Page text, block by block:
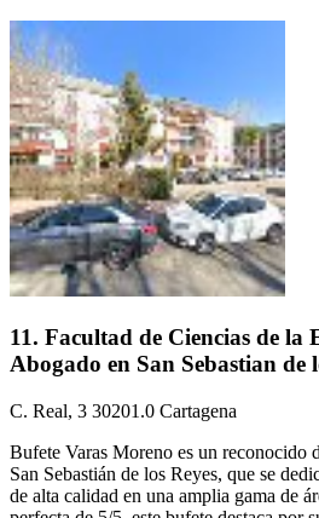
11. Facultad de Ciencias de la
Abogado en San Sebastian de
C. Real, 3 30201.0 Cartagena
Bufete Varas Moreno es un reconocido
San Sebastián de los Reyes, que se
de alta calidad en una amplia gama de